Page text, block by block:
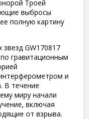
Троей
выбросы
полную картину
GW170817
гравитационным
и
В течение
миру начали
включая
от взрыва.